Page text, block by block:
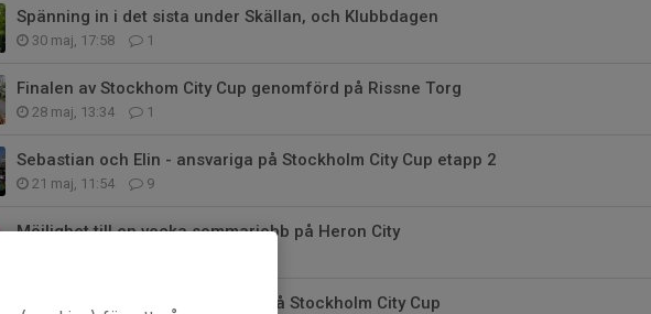
Spänning in i det sista under Skällan, och Klubbdagen
30 maj, 17:58 1
Finalen av Stockhom City Cup genomförd på Rissne Torg
28 maj, 13:34 1
Sebastian och Elin - ansvariga på Stockholm City Cup etapp 2
21 maj, 11:54 9
Möjlighet till en vecka sommarjobb på Heron City
Det blev rekord! 1 664 anmälda på Stockholm City Cup